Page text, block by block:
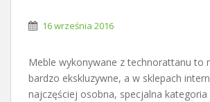
16 września 2016
Meble wykonywane z technorattanu to
bardzo ekskluzywne, a w sklepach
najczęściej osobna, specjalna